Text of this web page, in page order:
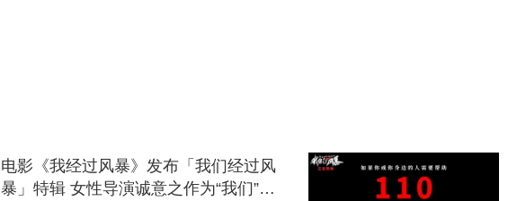
电影《我经过风暴》发布「我们经过风
暴」特辑 女性导演诚意之作为“我们”披